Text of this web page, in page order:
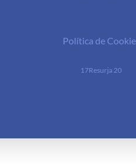
Política de
17Resurja 20